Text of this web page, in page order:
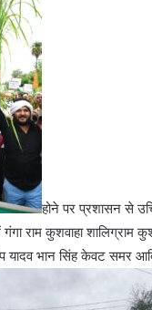
होने पर प्रशासन से
गंगा राम कुशवाहा शालिग्राम
यादव भान सिंह केवट समर